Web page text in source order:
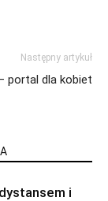
Następny artykuł
portal dla kobiet
i